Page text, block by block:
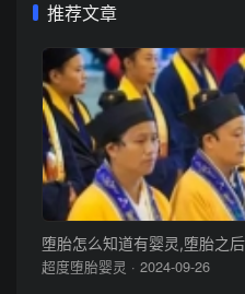
推荐文章
堕胎怎么知道有婴灵,堕胎之
超度堕胎婴灵 · 2024-09-26